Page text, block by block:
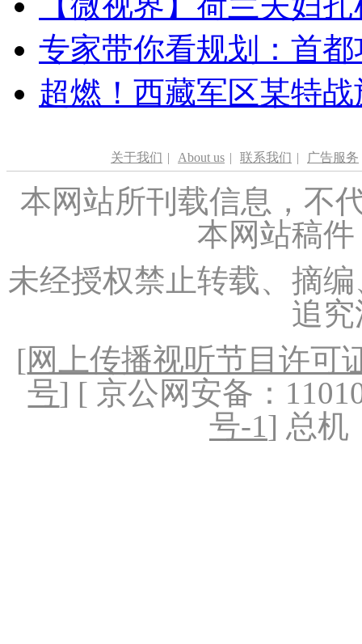
专家带你看规划：首
超燃！西藏军区某特
关于我们 | About us | 联系我们 | 广告服务
本网站所刊载信息，不
本网站稿
未经授权禁止转载、摘
追
[网上传播视听节目许可
号] [ 京公网安备：
号-1] 总机